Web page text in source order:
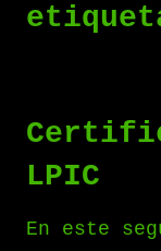
LPIC
En este